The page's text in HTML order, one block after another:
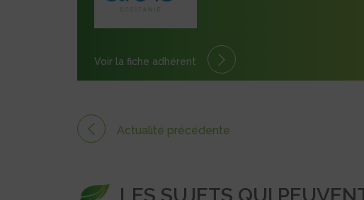
Voir la fiche adhérent
Actualité précédente